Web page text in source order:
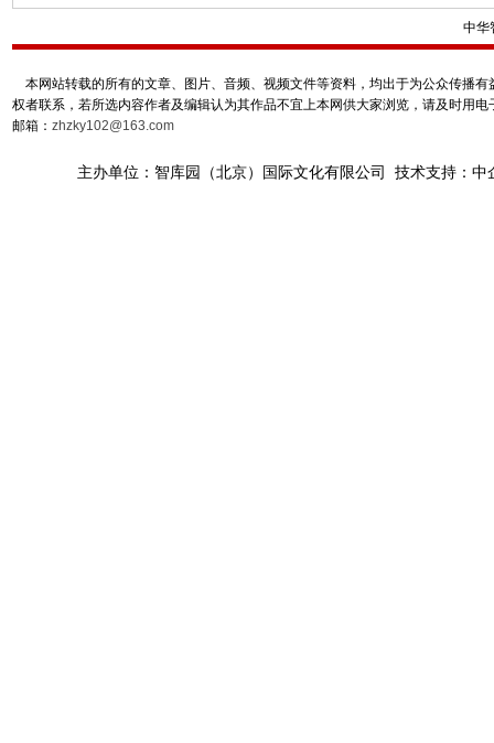
中华
本网站转载的所有的文章、图片、音频、视频文件等资料，均出于为公众传播
权者联系，若所选内容作者及编辑认为其作品不宜上本网供大家浏览，请及时用
邮箱： zhzky102@163.com
主办单位：智库园（北京）国际文化有限公司 技术支持：